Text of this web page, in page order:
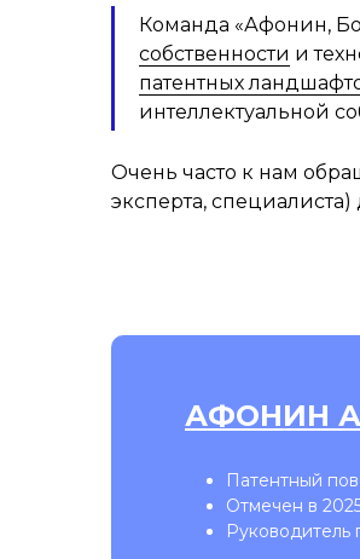
Команда «Афонин,
собственности и
патентных
интеллектуальной
Очень часто к нам
эксперта,
АФОНИН
Патентный
Отмечен в
Руководитель